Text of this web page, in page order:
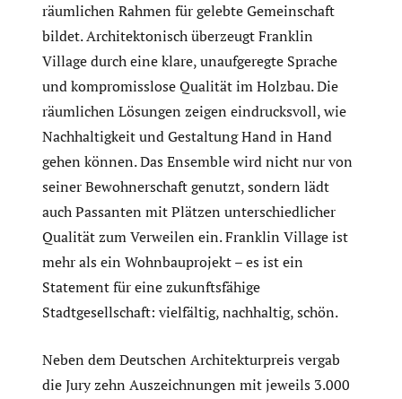
räumlichen Rahmen für gelebte Gemeinschaft
bildet. Architektonisch überzeugt Franklin
Village durch eine klare, unaufgeregte Sprache
und kompromisslose Qualität im Holzbau. Die
räumlichen Lösungen zeigen eindrucksvoll, wie
Nachhaltigkeit und Gestaltung Hand in Hand
gehen können. Das Ensemble wird nicht nur von
seiner Bewohnerschaft genutzt, sondern lädt
auch Passanten mit Plätzen unterschiedlicher
Qualität zum Verweilen ein. Franklin Village ist
mehr als ein Wohnbauprojekt – es ist ein
Statement für eine zukunftsfähige
Stadtgesellschaft: vielfältig, nachhaltig, schön.
Neben dem Deutschen Architekturpreis vergab
die Jury zehn Auszeichnungen mit jeweils 3.000